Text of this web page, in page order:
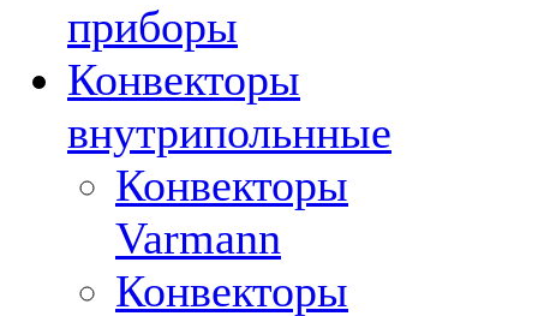
приборы
Конвекторы
внутрипольнные
Конвекторы
Varmann
Конвекторы